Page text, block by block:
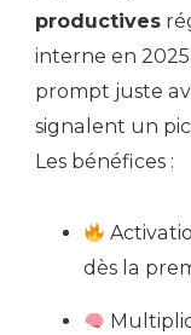
productives
interne en
prompt juste
signalent un
Les bénéfices :
dès la